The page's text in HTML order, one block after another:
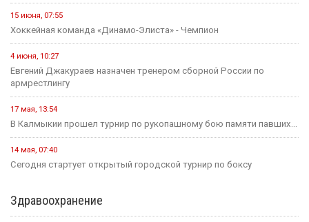
15 июня, 07:55
Хоккейная команда «Динамо-Элиста» - Чемпион
4 июня, 10:27
Евгений Джакураев назначен тренером сборной России по
армрестлингу
17 мая, 13:54
В Калмыкии прошел турнир по рукопашному бою памяти павших...
14 мая, 07:40
Сегодня стартует открытый городской турнир по боксу
Здравоохранение